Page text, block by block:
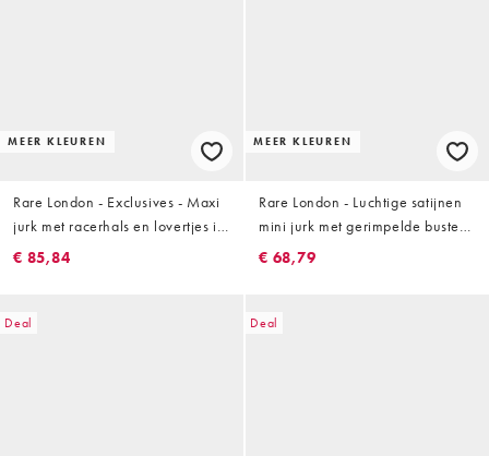
MEER KLEUREN
Rare London - Exclusives - Maxi
jurk met racerhals en lovertjes in
donkerblauw
€ 85,84
MEER KLEUREN
Rare London - Luchtige satijnen
mini jurk met gerimpelde buste
en gestrikte achterkant in
€ 68,79
Deal Deal